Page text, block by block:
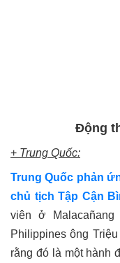
Động
+ Trung Quốc:
Trung Quốc phản
chủ tịch Tập Cận
viên ở Malacañang
Philippines ông
rằng đó là một hành